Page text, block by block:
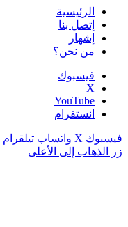
الرئيسية
إتصل بنا
إشهار
من نحن؟
فيسبوك
‫X
‫YouTube
انستقرام
فيسبوك ‫X واتساب تيلقرام
زر الذهاب إلى الأعلى